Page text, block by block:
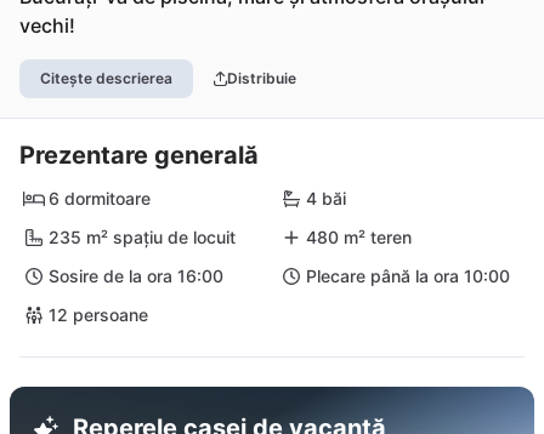
vechi!
Citește descrierea Distribuie
Prezentare generală
6 dormitoare
4 băi
235 m² spațiu de locuit
480 m² teren
Sosire de la ora 16:00
Plecare până la ora 10:00
12 persoane
Reperele casei de vacanță